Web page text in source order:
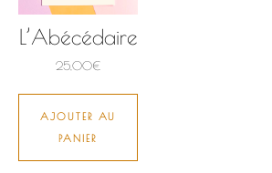
L’Abécédaire
25,00€
AJOUTER AU
PANIER